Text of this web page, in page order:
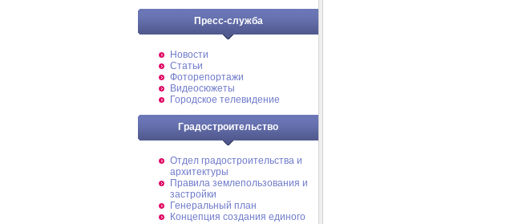
Пресс-служба
Новости
Статьи
Фоторепортажи
Видеосюжеты
Городское телевидение
Градостроительство
Отдел градостроительства и
архитектуры
Правила землепользования и
застройки
Генеральный план
Концепция создания единого